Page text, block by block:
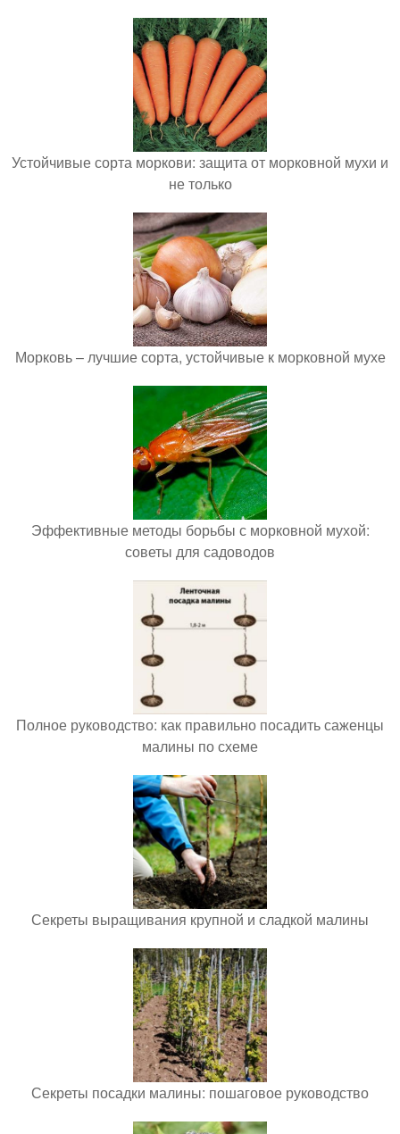
Устойчивые сорта моркови: защита от морковной мухи и
не только
Морковь – лучшие сорта, устойчивые к морковной мухе
Эффективные методы борьбы с морковной мухой:
советы для садоводов
Полное руководство: как правильно посадить саженцы
малины по схеме
Секреты выращивания крупной и сладкой малины
Секреты посадки малины: пошаговое руководство